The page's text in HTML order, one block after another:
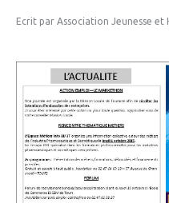
Ecrit par Association Jeunesse et